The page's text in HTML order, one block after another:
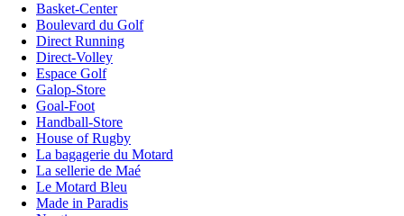
Basket-Center
Boulevard du Golf
Direct Running
Direct-Volley
Espace Golf
Galop-Store
Goal-Foot
Handball-Store
House of Rugby
La bagagerie du Motard
La sellerie de Maé
Le Motard Bleu
Made in Paradis